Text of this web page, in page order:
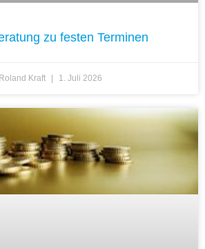
zu festen Terminen
Roland Kraft 1. Juli 2026